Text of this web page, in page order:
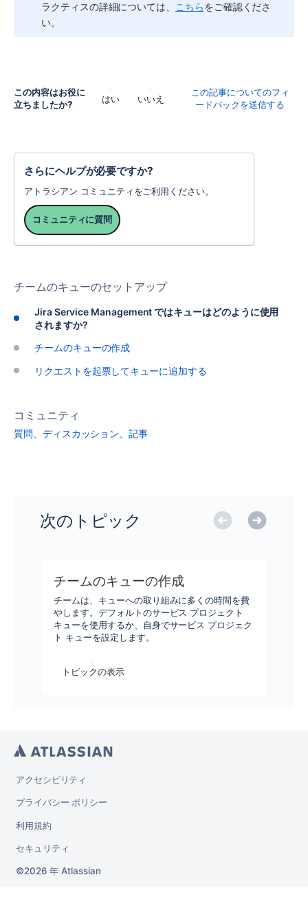
ラクティスの詳細については、
こちらをご確認くださ
い。
この内容はお役に
立ちましたか?
はい いいえ
この記事についてのフィ
ードバックを送信する
さらにヘルプが必要ですか?
アトラシアン コミュニティをご利用ください。
コミュニティに質問
チームのキューのセットアップ
Jira Service Management ではキューはどのように使用
されますか?
チームのキューの作成
リクエストを起票してキューに追加する
コミュニティ
質問、ディスカッション、記事
次のトピック
チームのキューの作成
チームは、キューへの取り組みに多くの時間を費
やします。デフォルトのサービス プロジェクト
キューを使用するか、自身でサービス プロジェク
ト キューを設定します。
トピックの表示
アクセシビリティ
プライバシー ポリシー
利用規約
セキュリティ
2026 年 Atlassian